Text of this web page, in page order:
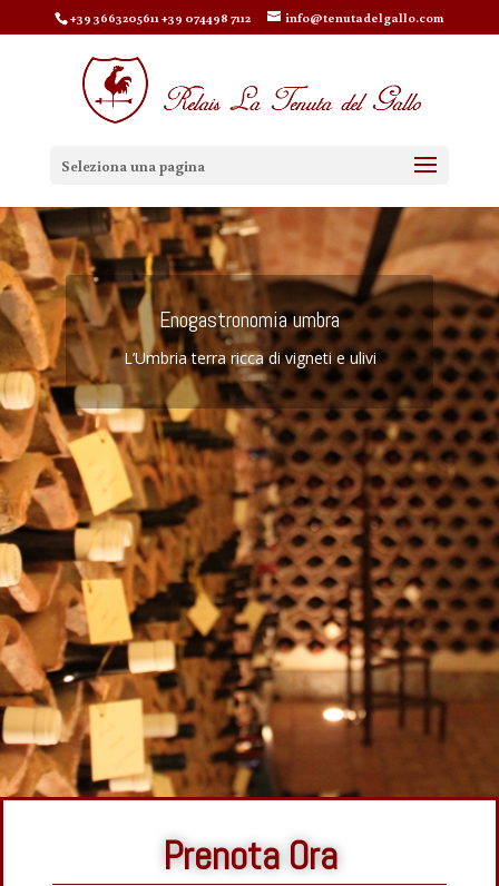
+39 3663205611 +39 074498 7112 info@tenutadelgallo.com
Seleziona una pagina
Enogastronomia umbra
L’Umbria terra ricca di vigneti e ulivi
Prenota Ora